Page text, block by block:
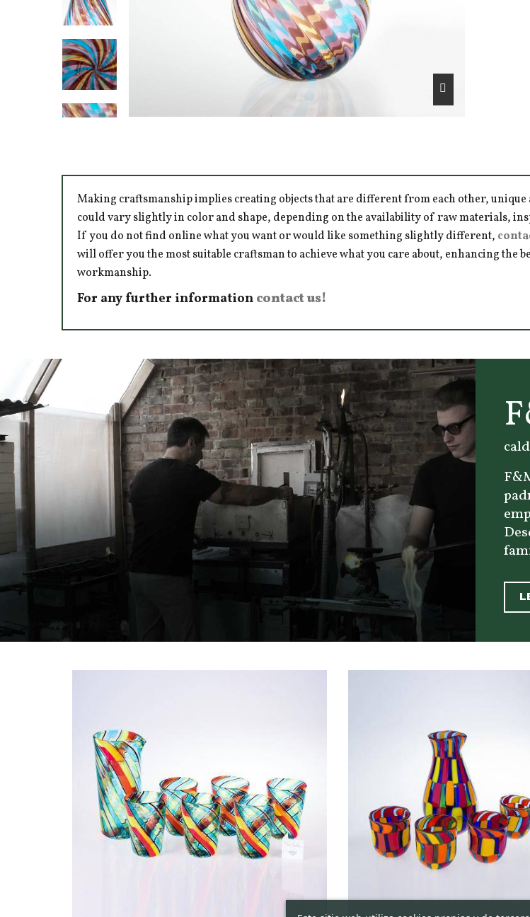
Making craftsmanship implies creating objects that are different from each other,
could vary slightly in color and shape, depending on the availability of raw materials,
If you do not find online what you want or would like something slightly different,
will offer you the most suitable craftsman to achieve what you care about, enhancing the
workmanship.
For any further information contact us!